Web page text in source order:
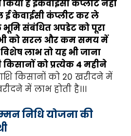
है ईकेवाईसी कंप्लीट नहीं
ई केवाईसी कंप्लीट कर ले
संबंधित अपडेट को पूरा
को सरल और कम समय में
लाभ तो यह भी जाना
किसानों को प्रत्येक 4 महीने
किसानों को 20 खरीदने में
में लाभ होती है।।।
निधि योजना की